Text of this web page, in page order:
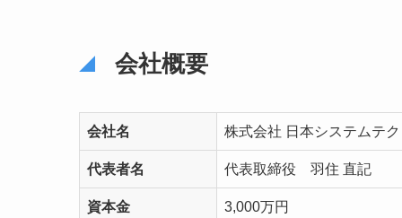
会社概要
会社名 株式会社 日本システムテ
代表者名 代表取締役 羽住 直記
資本金 3,000万円